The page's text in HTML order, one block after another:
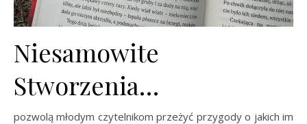
Niesamowite
Stworzenia…
pozwolą młodym czytelnikom przeżyć przygody o jakich im